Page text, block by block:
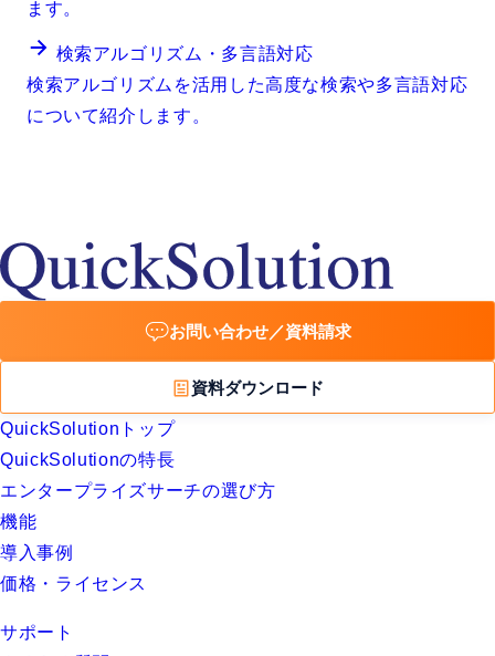
ます。
検索アルゴリズム・多言語対応
検索アルゴリズムを活用した高度な検索や多言語対応
について紹介します。
お問い合わせ／資料請求
資料ダウンロード
QuickSolutionトップ
QuickSolutionの特長
エンタープライズサーチの選び方
機能
導入事例
価格・ライセンス
サポート